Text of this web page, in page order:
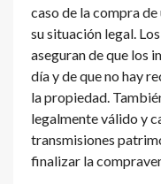
caso de la compra
su situación legal.
aseguran de que los
día y de que no hay
la propiedad.
legalmente válido y
transmisiones
finalizar la